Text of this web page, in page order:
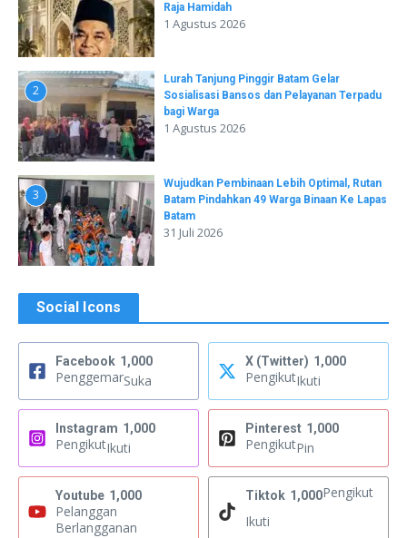
Raja Hamidah
1 Agustus 2026
2
Lurah Tanjung Pinggir Batam Gelar
Sosialisasi Bansos dan Pelayanan Terpadu
bagi Warga
1 Agustus 2026
3
Wujudkan Pembinaan Lebih Optimal, Rutan
Batam Pindahkan 49 Warga Binaan Ke Lapas
Batam
31 Juli 2026
Social Icons
Facebook 1,000
PenggemarSuka
X (Twitter) 1,000
PengikutIkuti
Instagram 1,000
PengikutIkuti
Pinterest 1,000
PengikutPin
Youtube 1,000
Pelanggan
Berlangganan
Tiktok 1,000Pengikut
Ikuti